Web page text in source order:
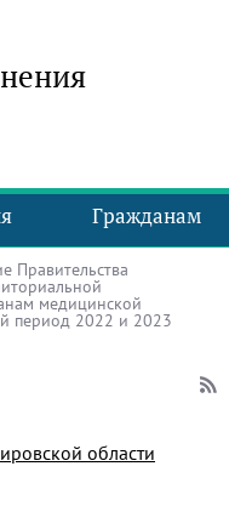
Гражданам
Правительства
медицинской
период 2022 и 2023
области